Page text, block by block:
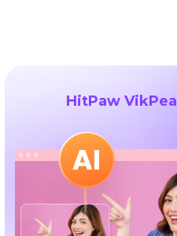
HitPaw VikPea